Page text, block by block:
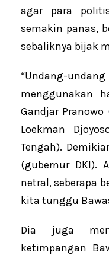
agar para
semakin panas,
sebaliknya bijak
“Undang-
menggunakan
Gandjar
Loekman
Tengah).
(gubernur DKI).
netral, seberapa
kita tunggu
Dia juga
ketimpangan